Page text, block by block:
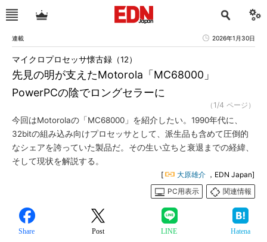
連載 2026年1月30日
先見の明が支えたMotorola「MC68000」
PowerPCの陰でロングセラーに
マイクロプロセッサ懐古録（12）
（1/4 ページ）
今回はMotorolaの「MC68000」を紹介したい。1990年代に、
32bitの組み込み向けプロセッサとして、派生品も含めて圧倒的
なシェアを誇っていた製品だ。その生い立ちと衰退までの経緯、
そして現状を解説する。
[ 大原雄介 ，EDN Japan]
PC用表示
関連情報
Share Post LINE Hatena